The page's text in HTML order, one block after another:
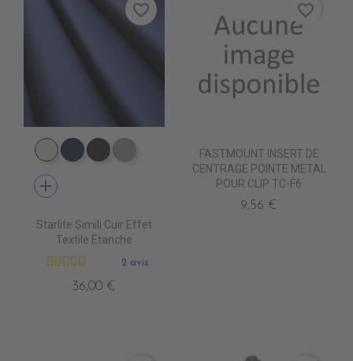
EP9000 BLANC
EP9010 NAVY BLUE
EP9013 CHOCOLAT
EP9007 PERLE
add
Starlite Simili Cuir Effet
Textile Étanche
2 avis
36,00 €
favorite_border
FASTMOUNT INSERT DE
CENTRAGE POINTE METAL
POUR CLIP TC-F6
9,56 €
favorite_border